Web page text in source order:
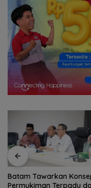
Batam Tawarkan
Permukiman Terpadu